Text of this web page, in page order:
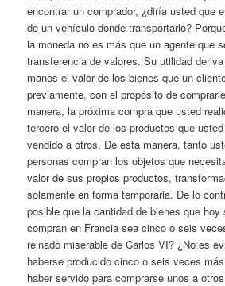
encontrar un comprador, ¿diría usted que
de un vehículo donde transportarlo?
la moneda no es más que un agente que
transferencia de valores. Su utilidad
manos el valor de los bienes que un
previamente, con el propósito de
manera, la próxima compra que usted
tercero el valor de los productos que
vendido a otros. De esta manera, tanto
personas compran los objetos que
valor de sus propios productos,
solamente en forma temporaria. De lo
posible que la cantidad de bienes que
compran en Francia sea cinco o seis
reinado miserable de Carlos VI? ¿No es
haberse producido cinco o seis veces
haber servido para comprarse unos a